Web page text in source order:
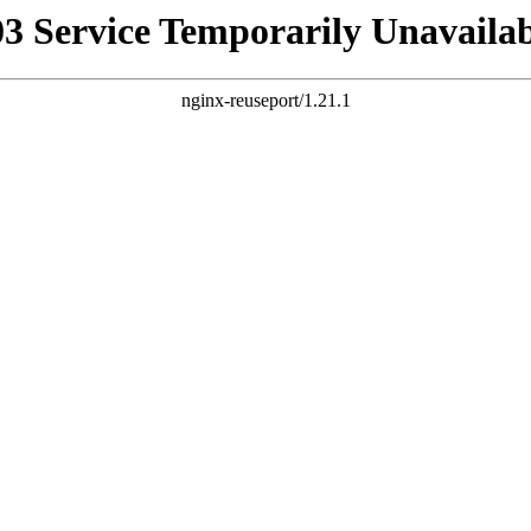
Service Temporarily
nginx-reuseport/1.21.1